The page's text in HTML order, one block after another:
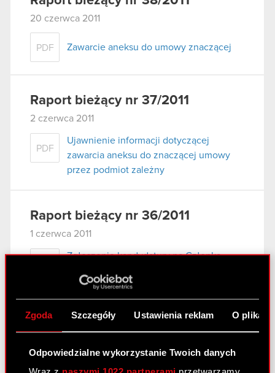
Zgoda Szczegóły Ustawienia reklam O
Odpowiedzialne wykorzystanie Twoich danych
20 czerwca 2011
PDF Zawarcie aneksu do umowy znaczącej
Raport bieżący nr 37/2011
2 czerwca 2011
PDF
Ujawnienie informacji dotyczącej
zawarcia aneksu do znaczącej umowy
przez podmiot zależny
Raport bieżący nr 36/2011
1 czerwca 2011
Zgłoszenie kandydatury na Członka
PDF Pobierz załącznik
Raport bieżący nr 35/2011
1 czerwca 2011